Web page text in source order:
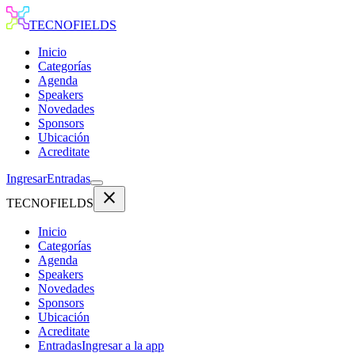
TECNOFIELDS
Inicio
Categorías
Agenda
Speakers
Novedades
Sponsors
Ubicación
Acreditate
IngresarEntradas
TECNOFIELDS
close
Inicio
Categorías
Agenda
Speakers
Novedades
Sponsors
Ubicación
Acreditate
EntradasIngresar a la app